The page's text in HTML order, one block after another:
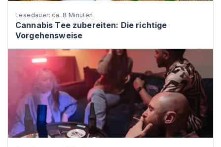
Lesedauer: ca. 8 Minuten
Cannabis Tee zubereiten: Die richtige
Vorgehensweise